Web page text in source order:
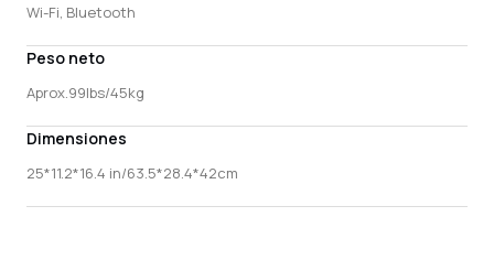
Wi-Fi, Bluetooth
Peso neto
Aprox.99lbs/45kg
Dimensiones
25*11.2*16.4 in/63.5*28.4*42cm